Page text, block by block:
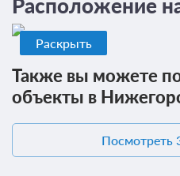
Расположение
Раскрыть
Также вы можете
объекты в
Посмотреть